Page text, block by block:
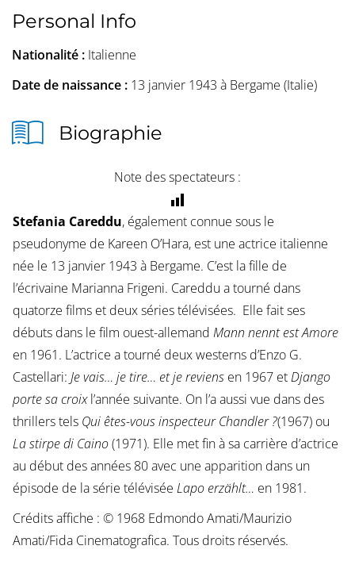
Personal Info
Nationalité : Italienne
Date de naissance : 13 janvier 1943 à Bergame (Italie)
Biographie
Note des spectateurs :
Stefania Careddu, également connue sous le
pseudonyme de Kareen O’Hara, est une actrice italienne
née le 13 janvier 1943 à Bergame. C’est la fille de
l’écrivaine Marianna Frigeni. Careddu a tourné dans
quatorze films et deux séries télévisées. Elle fait ses
débuts dans le film ouest-allemand Mann nennt est Amore
en 1961. L’actrice a tourné deux westerns d’Enzo G.
Castellari: Je vais… je tire… et je reviensen 1967 etDjango
porte sa croixl’année suivante. On l’a aussi vue dans des
thrillers tels Qui êtes-vous inspecteur Chandler ?(1967) ou
La stirpe di Caino(1971). Elle met fin à sa carrière d’actrice
au début des années 80 avec une apparition dans un
épisode de la série télévisée Lapo erzählt… en 1981.
Crédits affiche : © 1968 Edmondo Amati/Maurizio
Amati/Fida Cinematografica. Tous droits réservés.